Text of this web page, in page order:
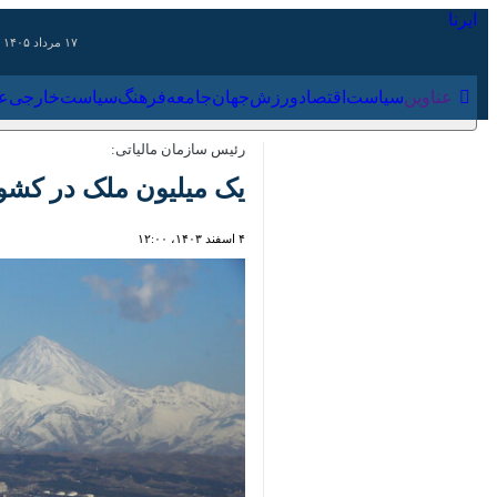
عناوین‌ سیاست اقتصاد ورزش جهان جامعه فرهنگ
رئیس سازمان مالیاتی:
یک‌ میلیون ملک در